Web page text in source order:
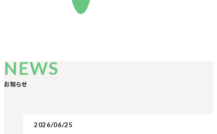
NEWS
お知らせ
2026/06/25